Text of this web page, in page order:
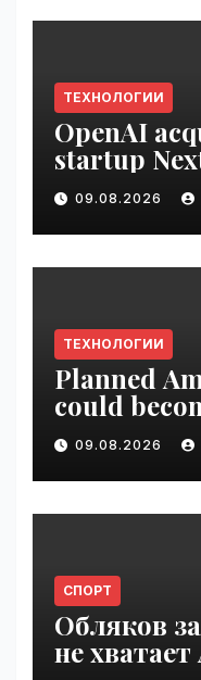
ТЕХНОЛОГИИ
OpenAI
startup
09.08.2026
ТЕХНОЛОГИИ
Planned
could
climate
VseTime.ru
09.08.2026
СПОРТ
Обляков
не хватает